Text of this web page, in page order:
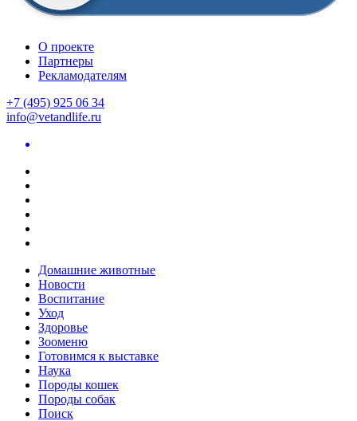
О проекте
Партнеры
Рекламодателям
+7 (495) 925 06 34
info@vetandlife.ru
Домашние животные
Новости
Воспитание
Уход
Здоровье
Зооменю
Готовимся к выставке
Наука
Породы кошек
Породы собак
Поиск